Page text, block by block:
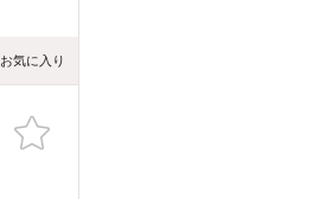
お気に入り